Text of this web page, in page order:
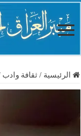
الرئيسية / ثقافة وادب